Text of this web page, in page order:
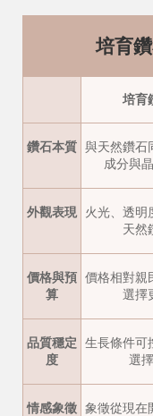
培育
培育
鑽石本質 與天然鑽石
成分與
外觀表現
火光、透明
天然
價格與預
算
價格相對親
選擇
品質穩定
度
生長條件可
選
情感象徵 象徵從現在